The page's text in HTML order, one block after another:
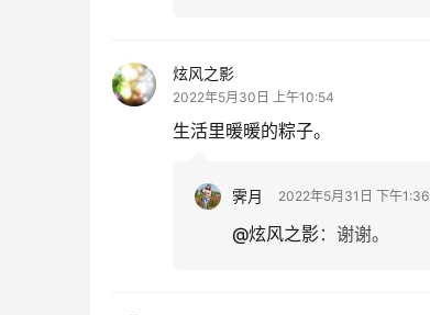
炫风之影
2022年5月30日 上午10:54
生活里暖暖的粽子。
霁月 2022年5月31日 下午1:36
@炫风之影： 谢谢。